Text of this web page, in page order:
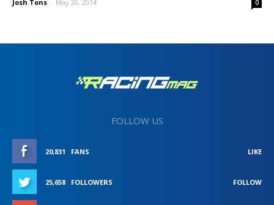
Josh Tons - May 20, 2014 0
FOLLOW US
20,831 FANS LIKE
25,658 FOLLOWERS FOLLOW